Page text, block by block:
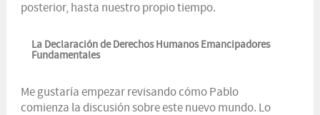
posterior, hasta nuestro propio tiempo.
La Declaración de Derechos Humanos Emancipadores
Fundamentales
Me gustaría empezar revisando cómo Pablo
comienza la discusión sobre este nuevo mundo. Lo